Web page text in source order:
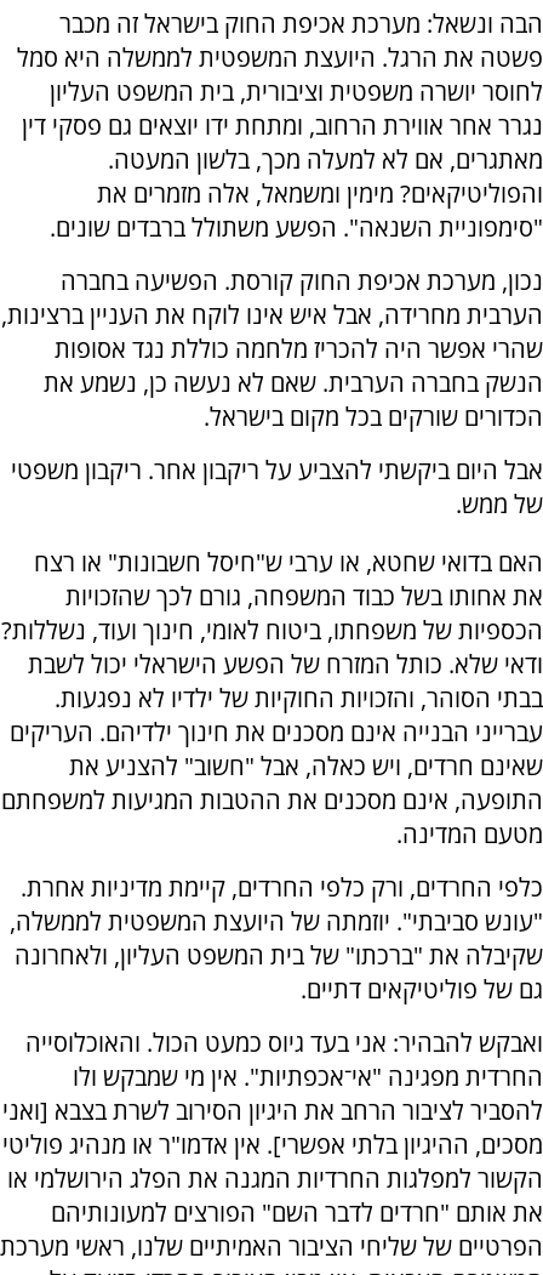
הבה ונשאל: מערכת אכיפת החוק בישראל זה מכבר
פשטה את הרגל. היועצת המשפטית לממשלה היא סמל
לחוסר יושרה משפטית וציבורית, בית המשפט העליון
נגרר אחר אווירת הרחוב, ומתחת ידו יוצאים גם פסקי דין
מאתגרים, אם לא למעלה מכך, בלשון המעטה.
והפוליטיקאים? מימין ומשמאל, אלה מזמרים את
"סימפוניית השנאה". הפשע משתולל ברבדים שונים.
נכון, מערכת אכיפת החוק קורסת. הפשיעה בחברה
הערבית מחרידה, אבל איש אינו לוקח את העניין ברצינות,
שהרי אפשר היה להכריז מלחמה כוללת נגד אסופות
הנשק בחברה הערבית. שאם לא נעשה כן, נשמע את
הכדורים שורקים בכל מקום בישראל.
אבל היום ביקשתי להצביע על ריקבון אחר. ריקבון משפטי
של ממש.
האם בדואי שחטא, או ערבי ש"חיסל חשבונות" או רצח
את אחותו בשל כבוד המשפחה, גורם לכך שהזכויות
הכספיות של משפחתו, ביטוח לאומי, חינוך ועוד, נשללות?
ודאי שלא. כותל המזרח של הפשע הישראלי יכול לשבת
בבתי הסוהר, והזכויות החוקיות של ילדיו לא נפגעות.
עברייני הבנייה אינם מסכנים את חינוך ילדיהם. העריקים
שאינם חרדים, ויש כאלה, אבל "חשוב" להצניע את
התופעה, אינם מסכנים את ההטבות המגיעות למשפחתם
מטעם המדינה.
כלפי החרדים, ורק כלפי החרדים, קיימת מדיניות אחרת.
"עונש סביבתי". יוזמתה של היועצת המשפטית לממשלה,
שקיבלה את "ברכתו" של בית המשפט העליון, ולאחרונה
גם של פוליטיקאים דתיים.
ואבקש להבהיר: אני בעד גיוס כמעט הכול. והאוכלוסייה
החרדית מפגינה "אי־אכפתיות". אין מי שמבקש ולו
להסביר לציבור הרחב את היגיון הסירוב לשרת בצבא [ואני
מסכים, ההיגיון בלתי אפשרי]. אין אדמו"ר או מנהיג פוליטי
הקשור למפלגות החרדיות המגנה את הפלג הירושלמי או
את אותם "חרדים לדבר השם" הפורצים למעונותיהם
הפרטיים של שליחי הציבור האמיתיים שלנו, ראשי מערכת